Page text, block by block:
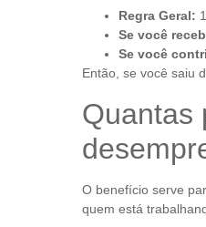
Regra Geral:
Se você
Se você
Então, se você saiu
Quantas
O benefício serve
quem está